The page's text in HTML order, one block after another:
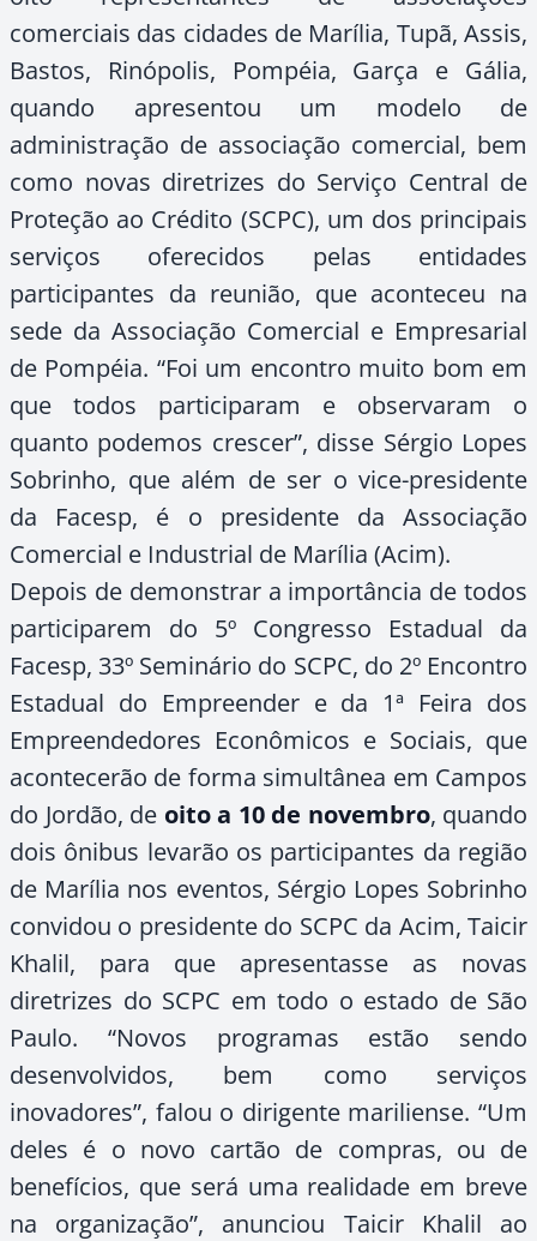
comerciais das cidades de Marília, Tupã, Assis,
Bastos, Rinópolis, Pompéia, Garça e Gália,
quando apresentou um modelo de
administração de associação comercial, bem
como novas diretrizes do Serviço Central de
Proteção ao Crédito (SCPC), um dos principais
serviços oferecidos pelas entidades
participantes da reunião, que aconteceu na
sede da Associação Comercial e Empresarial
de Pompéia. “Foi um encontro muito bom em
que todos participaram e observaram o
quanto podemos crescer”, disse Sérgio Lopes
Sobrinho, que além de ser o vice-presidente
da Facesp, é o presidente da Associação
Comercial e Industrial de Marília (Acim).
Depois de demonstrar a importância de todos
participarem do 5º Congresso Estadual da
Facesp, 33º Seminário do SCPC, do 2º Encontro
Estadual do Empreender e da 1ª Feira dos
Empreendedores Econômicos e Sociais, que
acontecerão de forma simultânea em Campos
do Jordão, de oito a 10 de novembro, quando
dois ônibus levarão os participantes da região
de Marília nos eventos, Sérgio Lopes Sobrinho
convidou o presidente do SCPC da Acim, Taicir
Khalil, para que apresentasse as novas
diretrizes do SCPC em todo o estado de São
Paulo. “Novos programas estão sendo
desenvolvidos, bem como serviços
inovadores”, falou o dirigente mariliense. “Um
deles é o novo cartão de compras, ou de
benefícios, que será uma realidade em breve
na organização”, anunciou Taicir Khalil ao